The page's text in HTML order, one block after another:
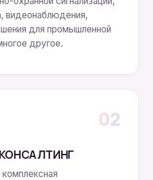
видеонаблюдения,
для промышленной
другое.
02